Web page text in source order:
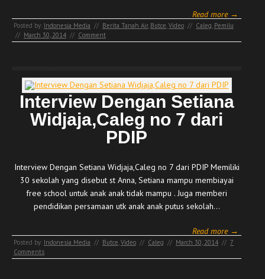
Read more →
Posted by: Indonesia Media // Berita Tanah Air, Butce Video // Caleg Pemilu
// March 30, 2014 // Comment
Interview Dengan Setiana
Widjaja,Caleg no 7 dari
PDIP
Interview Dengan Setiana Widjaja,Caleg no 7 dari PDIP Memiliki
30 sekolah yang disebut st Anna, Setiana mampu membiayai
free school untuk anak anak tidak mampu . Juga memberi
pendidikan persamaan utk anak anak putus sekolah…
Read more →
Posted by: Indonesia Media // Butce Video // Caleg // March 30, 2014 // 7
Comments